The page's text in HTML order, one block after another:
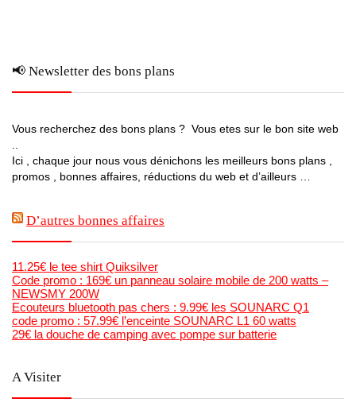
📢 Newsletter des bons plans
Vous recherchez des bons plans ? Vous etes sur le bon site web
Ici , chaque jour nous vous dénichons les meilleurs bons plans ,
promos , bonnes affaires, réductions du web et d’ailleurs …
D’autres bonnes affaires
11.25€ le tee shirt Quiksilver
Code promo : 169€ un panneau solaire mobile de 200 watts –
NEWSMY 200W
Ecouteurs bluetooth pas chers : 9.99€ les SOUNARC Q1
code promo : 57.99€ l’enceinte SOUNARC L1 60 watts
29€ la douche de camping avec pompe sur batterie
A Visiter